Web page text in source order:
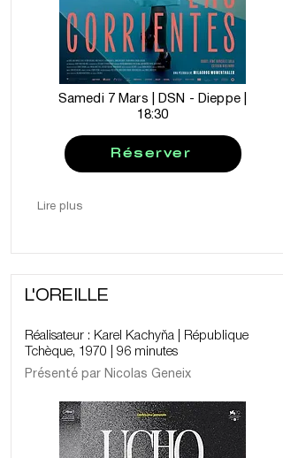
Samedi 7 Mars | DSN - Dieppe |
18:30
Réserver
Lire plus
L'OREILLE
Réalisateur : Karel Kachyňa | République
Tchèque, 1970 | 96 minutes
Présenté par Nicolas Geneix